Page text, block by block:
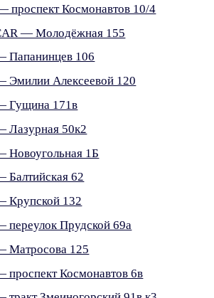
проспект Космонавтов 10/4
— Молодёжная 155
Папанинцев 106
Эмилии Алексеевой 120
Гущина 171в
Лазурная 50к2
Новоугольная 1Б
Балтийская 62
Крупской 132
переулок Прудской 69а
Матросова 125
проспект Космонавтов 6в